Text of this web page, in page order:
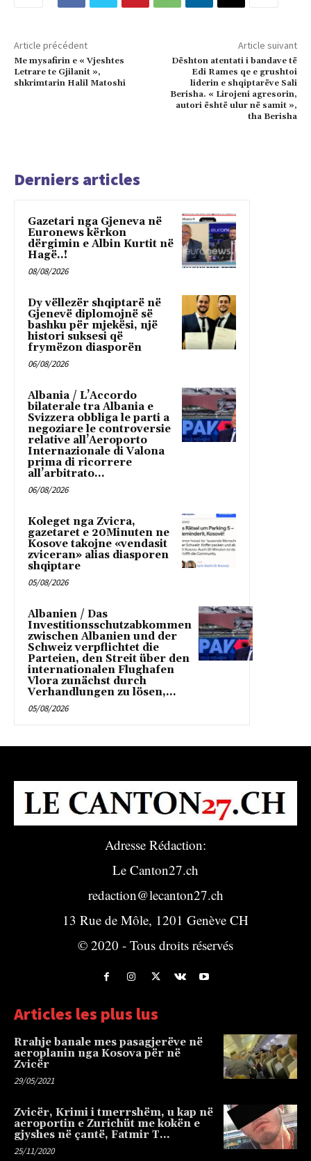
Article précédent
Me mysafirin e « Vjeshtes
Letrare te Gjilanit »,
shkrimtarin Halil Matoshi
Article suivant
Dështon atentati i bandave të
Edi Rames qe e grushtoi
liderin e shqiptarëve Sali
Berisha. « Lirojeni agresorin,
autori është ulur në samit »,
tha Berisha
Derniers articles
Gazetari nga Gjeneva në
Euronews kërkon
dërgimin e Albin Kurtit në
Hagë..!
08/08/2026
Dy vëllezër shqiptarë në
Gjenevë diplomojnë së
bashku për mjekësi, një
histori suksesi që
frymëzon diasporën
06/08/2026
Albania / L’Accordo
bilaterale tra Albania e
Svizzera obbliga le parti a
negoziare le controversie
relative all’Aeroporto
Internazionale di Valona
prima di ricorrere
all’arbitrato...
06/08/2026
Koleget nga Zvicra,
gazetaret e 20Minuten ne
Kosove takojne «vendasit
zviceran» alias diasporen
shqiptare
05/08/2026
Albanien / Das
Investitionsschutzabkommen
zwischen Albanien und der
Schweiz verpflichtet die
Parteien, den Streit über den
internationalen Flughafen
Vlora zunächst durch
Verhandlungen zu lösen,...
05/08/2026
Adresse Rédaction:
Le Canton27.ch
redaction@lecanton27.ch
13 Rue de Môle, 1201 Genève CH
© 2020 - Tous droits réservés
Articles les plus lus
Rrahje banale mes pasagjerëve në
aeroplanin nga Kosova për në
Zvicër
29/05/2021
Zvicër, Krimi i tmerrshëm, u kap në
aeroportin e Zurichüt me kokën e
gjyshes në çantë, Fatmir T…
25/11/2020